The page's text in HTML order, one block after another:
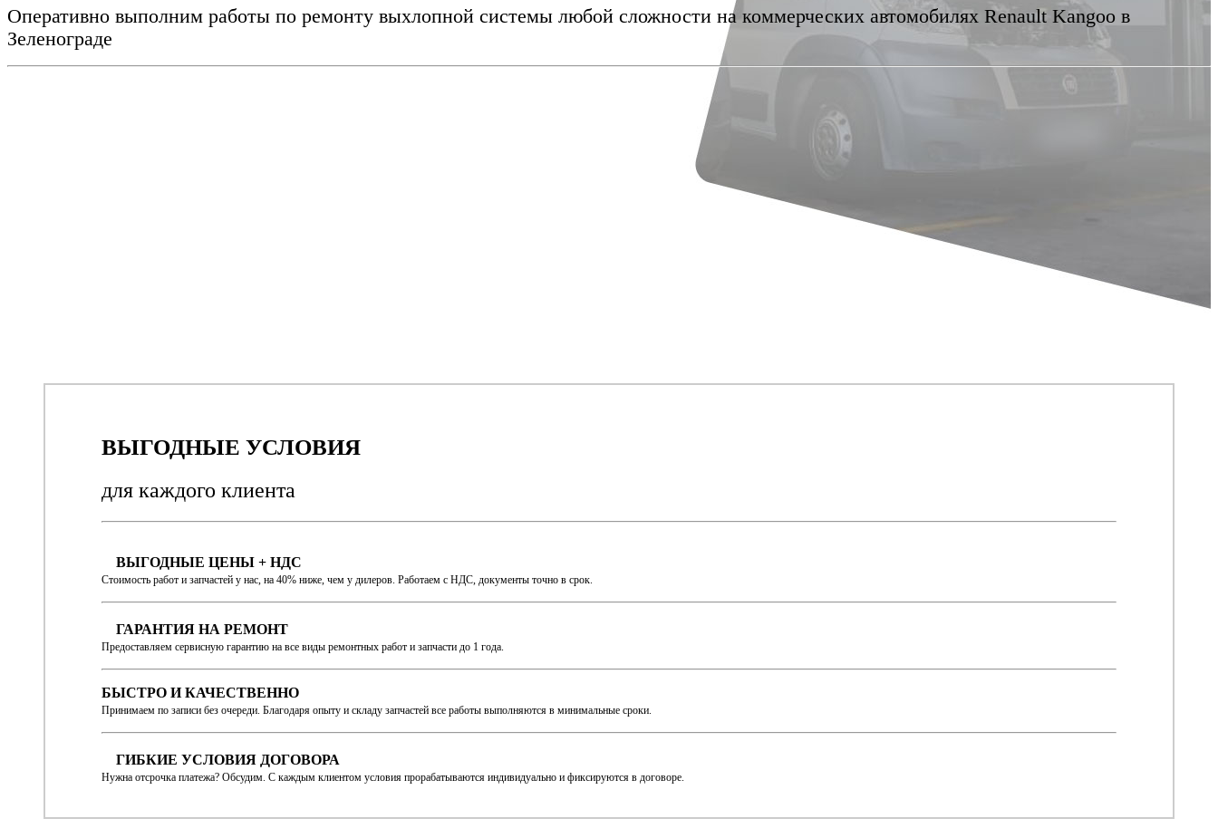
Оперативно выполним работы по ремонту выхлопной системы любой сложности на коммерческих автомобилях Renault Kangoo в
Зеленограде
ВЫГОДНЫЕ УСЛОВИЯ
для каждого клиента
ВЫГОДНЫЕ ЦЕНЫ + НДС
Стоимость работ и запчастей у нас, на 40% ниже, чем у дилеров. Работаем с НДС, документы точно в срок.
ГАРАНТИЯ НА РЕМОНТ
Предоставляем сервисную гарантию на все виды ремонтных работ и запчасти до 1 года.
БЫСТРО И КАЧЕСТВЕННО
Принимаем по записи без очереди. Благодаря опыту и складу запчастей все работы выполняются в минимальные сроки.
ГИБКИЕ УСЛОВИЯ ДОГОВОРА
Нужна отсрочка платежа? Обсудим. С каждым клиентом условия прорабатываются индивидуально и фиксируются в договоре.